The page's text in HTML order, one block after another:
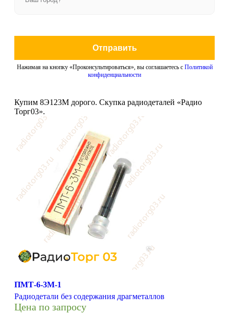
Отправить
Нажимая на кнопку «Проконсультироваться», вы соглашаетесь с Политикой
конфиденциальности
Купим 8Э123М дорого. Скупка радиодеталей «Радио
Торг03».
ПМТ-6-3М-1
Радиодетали без содержания драгметаллов
Цена по запросу